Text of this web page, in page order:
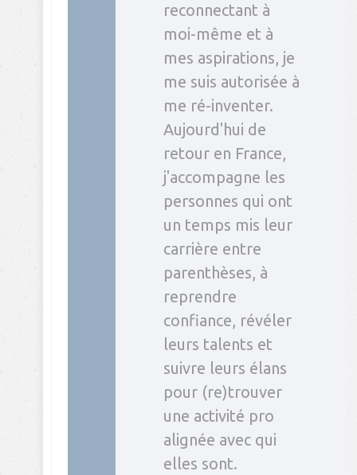
reconnectant à
moi-même et à
mes aspirations, je
me suis autorisée à
me ré-inventer.
Aujourd'hui de
retour en France,
j'accompagne les
personnes qui ont
un temps mis leur
carrière entre
parenthèses, à
reprendre
confiance, révéler
leurs talents et
suivre leurs élans
pour (re)trouver
une activité pro
alignée avec qui
elles sont.